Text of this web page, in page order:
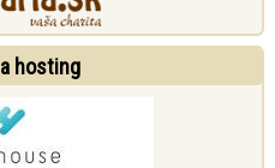
hosting